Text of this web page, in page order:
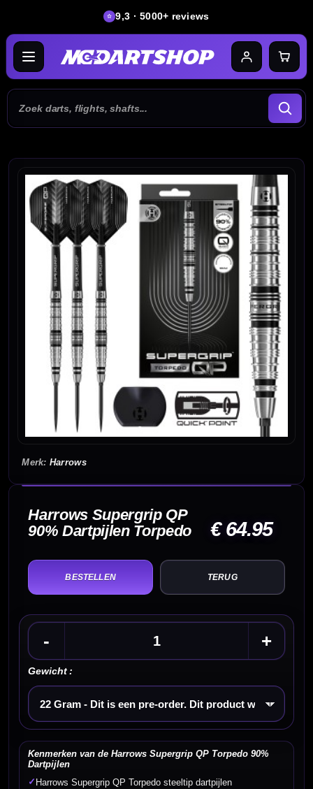
9,3 · 5000+ reviews
Harrows
Harrows Supergrip QP
90% Dartpijlen Torpedo
€ 64.95
TERUG
- +
Gewicht :
Kies een optie
Kenmerken van de Harrows Supergrip QP Torpedo 90%
Dartpijlen
✓ Harrows Supergrip QP Torpedo steeltip dartpijlen